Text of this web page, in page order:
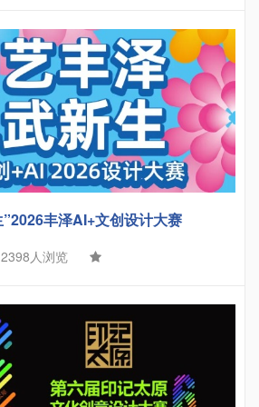
”2026丰泽AI+文创设计大赛
2398人浏览